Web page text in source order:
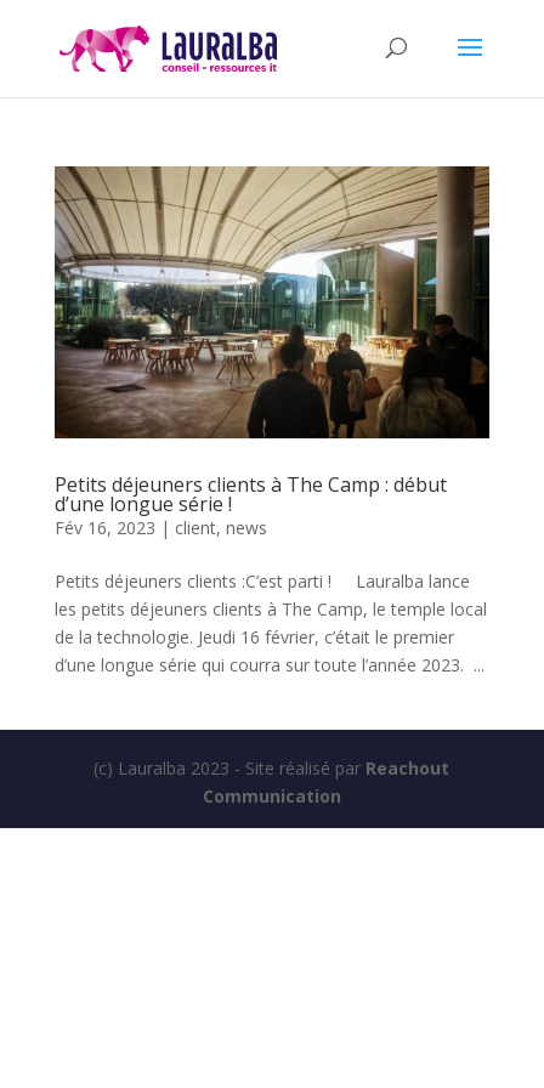
Petits déjeuners clients à The Camp : début
d’une longue série !
Fév 16, 2023 | client, news
Petits déjeuners clients :C’est parti ! Lauralba lance
les petits déjeuners clients à The Camp, le temple local
de la technologie. Jeudi 16 février, c’était le premier
d’une longue série qui courra sur toute l’année 2023. ...
(c) Lauralba 2023 - Site réalisé par Reachout
Communication